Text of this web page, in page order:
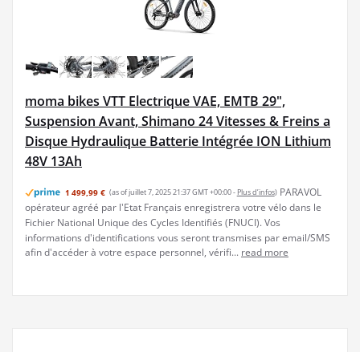
moma bikes VTT Electrique VAE, EMTB 29",
Suspension Avant, Shimano 24 Vitesses & Freins a
Disque Hydraulique Batterie Intégrée ION Lithium
48V 13Ah
1 499,99 € (as of juillet 7, 2025 21:37 GMT +00:00 - Plus d’infos) PARAVOL
opérateur agréé par l'Etat Français enregistrera votre vélo dans le
Fichier National Unique des Cycles Identifiés (FNUCI). Vos
informations d'identifications vous seront transmises par email/SMS
afin d'accéder à votre espace personnel, vérifi... read more